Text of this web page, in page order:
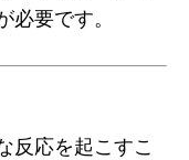
要です。
反応を起こすこ